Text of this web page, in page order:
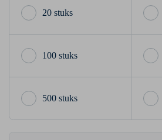
20 stuks
100 stuks
500 stuks